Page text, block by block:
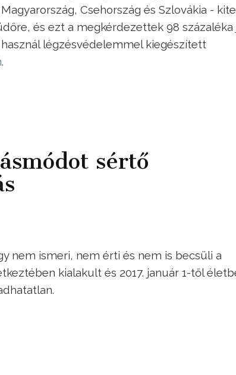
Csehország és Szlovákia -
és ezt a megkérdezettek 98 százaléka
légzésvédelemmel kiegészített
.
sértő
nem ismeri, nem érti és nem is becsüli a
kialakult és 2017. január 1-től